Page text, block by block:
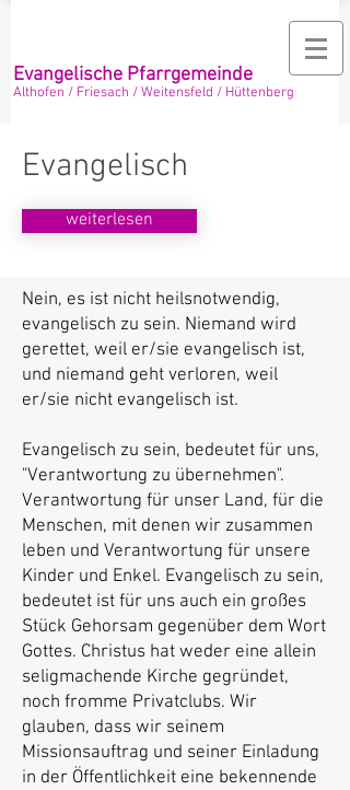
Evangelische Pfarrgemeinde
Althofen / Friesach / Weitensfeld / Hüttenberg
Evangelisch
weiterlesen
Nein, es ist nicht heilsnotwendig,
evangelisch zu sein. Niemand wird
gerettet, weil er/sie evangelisch ist,
und niemand geht verloren, weil
er/sie nicht evangelisch ist.
Evangelisch zu sein, bedeutet für uns,
"Verantwortung zu übernehmen".
Verantwortung für unser Land, für die
Menschen, mit denen wir zusammen
leben und Verantwortung für unsere
Kinder und Enkel. Evangelisch zu sein,
bedeutet ist für uns auch ein großes
Stück Gehorsam gegenüber dem Wort
Gottes. Christus hat weder eine allein
seligmachende Kirche gegründet,
noch fromme Privatclubs. Wir
glauben, dass wir seinem
Missionsauftrag und seiner Einladung
in der Öffentlichkeit eine bekennende